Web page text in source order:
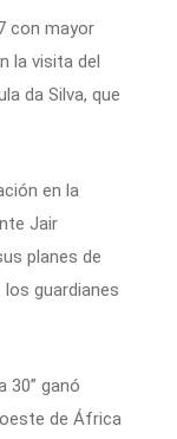
con mayor
la visita del
da Silva, que
en la
Jair
planes de
guardianes
30” ganó
de África